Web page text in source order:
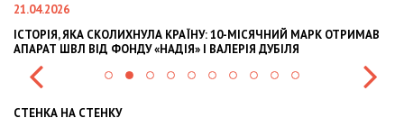
21.04.2026
ІСТОРІЯ, ЯКА СКОЛИХНУЛА КРАЇНУ: 10-МІСЯЧНИЙ МАРК ОТРИМАВ
АПАРАТ ШВЛ ВІД ФОНДУ «НАДІЯ» І ВАЛЕРІЯ ДУБІЛЯ
СТЕНКА НА СТЕНКУ